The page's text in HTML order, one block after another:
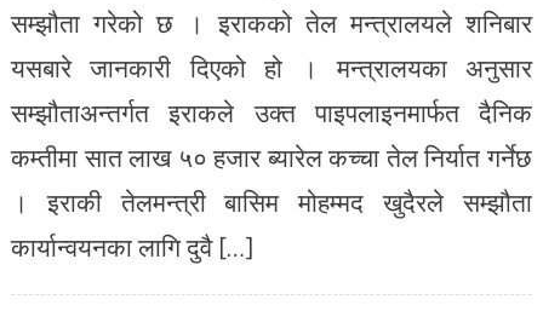
सम्झौता गरेको छ । इराकको तेल मन्त्रालयले शनिबार
यसबारे जानकारी दिएको हो । मन्त्रालयका अनुसार
सम्झौताअन्तर्गत इराकले उक्त पाइपलाइनमार्फत दैनिक
कम्तीमा सात लाख ५० हजार ब्यारेल कच्चा तेल निर्यात गर्नेछ
। इराकी तेलमन्त्री बासिम मोहम्मद खुदैरले सम्झौता
कार्यान्वयनका लागि दुवै […]